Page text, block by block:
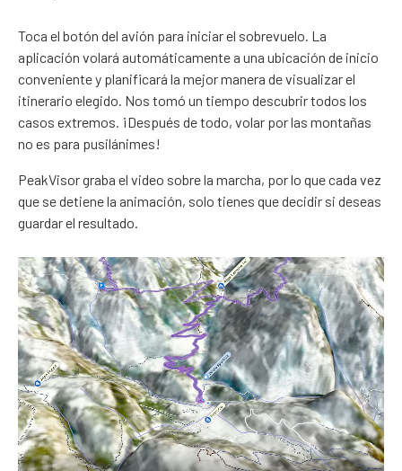
Toca el botón del avión para iniciar el sobrevuelo. La
aplicación volará automáticamente a una ubicación de inicio
conveniente y planificará la mejor manera de visualizar el
itinerario elegido. Nos tomó un tiempo descubrir todos los
casos extremos. ¡Después de todo, volar por las montañas
no es para pusilánimes!
PeakVisor graba el video sobre la marcha, por lo que cada vez
que se detiene la animación, solo tienes que decidir si deseas
guardar el resultado.